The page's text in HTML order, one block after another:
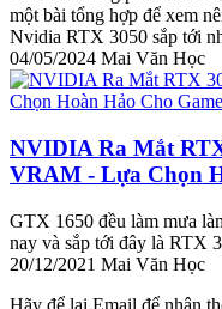
một bài tổng hợp để xem
Nvidia RTX 3050 sắp tới
04/05/2024 Mai Văn Học
NVIDIA Ra Mắt
VRAM - Lựa Chọn
GTX 1650 đều làm mưa
nay và sắp tới đây là RTX
20/12/2021 Mai Văn Học
Hãy để lại Email để nhận